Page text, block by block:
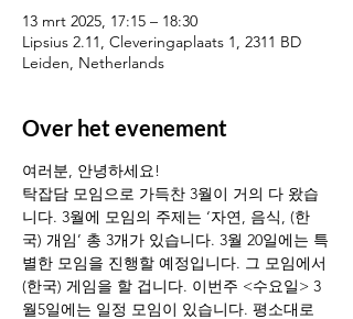
13 mrt 2025, 17:15 – 18:30
Lipsius 2.11, Cleveringaplaats 1, 2311 BD
Leiden, Netherlands
Over het evenement
여러분, 안녕하세요!
탁잡담 모임으로 가득찬 3월이 거의 다 왔습
니다. 3월에 모임의 주제는 ‘자연, 음식, (한
국) 개임’ 총 3개가 있습니다. 3월 20일에는 특
별한 모임을 진행할 예정입니다. 그 모임에서
(한국) 게임을 할 겁니다. 이번주 <수요일> 3
월5일에는 일정 모임이 있습니다. 평소대로